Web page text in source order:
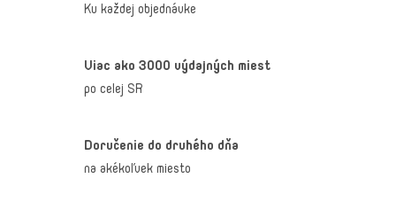
Ku každej objednávke
Viac ako 3000 výdajných miest
po celej SR
Doručenie do druhého dňa
na akékoľvek miesto